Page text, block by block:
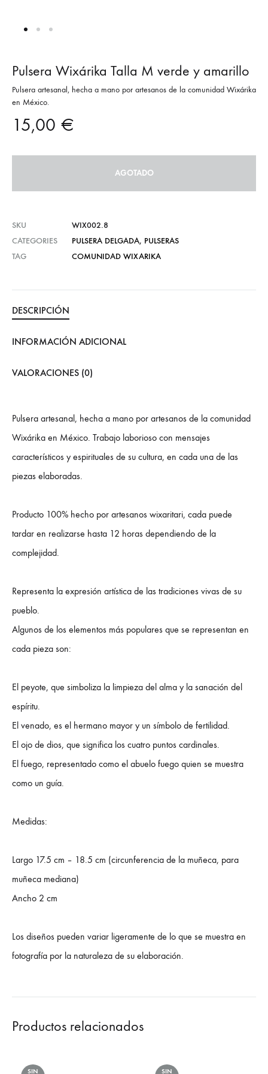
Pulsera Wixárika Talla M verde y amarillo
Pulsera artesanal, hecha a mano por artesanos de la comunidad Wixárika
en México.
15,00 €
AGOTADO
SKU
WIX002.8
CATEGORIES
PULSERA DELGADA, PULSERAS
TAG
COMUNIDAD WIXARIKA
DESCRIPCIÓN
INFORMACIÓN ADICIONAL
VALORACIONES (0)
Pulsera artesanal, hecha a mano por artesanos de la comunidad
Wixárika en México. Trabajo laborioso con mensajes
característicos y espirituales de su cultura, en cada una de las
piezas elaboradas.
Producto 100% hecho por artesanos wixaritari, cada puede
tardar en realizarse hasta 12 horas dependiendo de la
complejidad.
Representa la expresión artística de las tradiciones vivas de su
pueblo.
Algunos de los elementos más populares que se representan en
cada pieza son:
El peyote, que simboliza la limpieza del alma y la sanación del
espíritu.
El venado, es el hermano mayor y un símbolo de fertilidad.
El ojo de dios, que significa los cuatro puntos cardinales.
El fuego, representado como el abuelo fuego quien se muestra
como un guía.
Medidas:
Largo 17.5 cm – 18.5 cm (circunferencia de la muñeca, para
muñeca mediana)
Ancho 2 cm
Los diseños pueden variar ligeramente de lo que se muestra en
fotografía por la naturaleza de su elaboración.
Productos relacionados
SIN
SIN